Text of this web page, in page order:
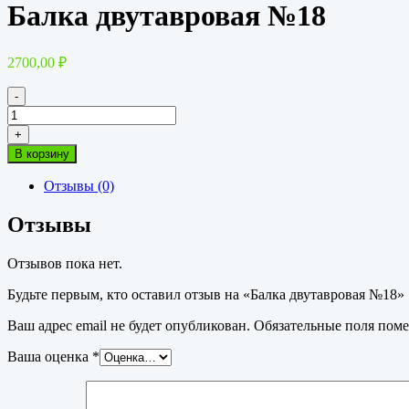
Балка двутавровая №18
2700,00 ₽
-
Количество
товара
Балка
двутавровая
+
В корзину
Отзывы (0)
Отзывы
Отзывов пока нет.
Будьте первым, кто оставил отзыв на «Балка двутавровая №18»
Ваш адрес email не будет опубликован. Обязательные поля
Ваша оценка *